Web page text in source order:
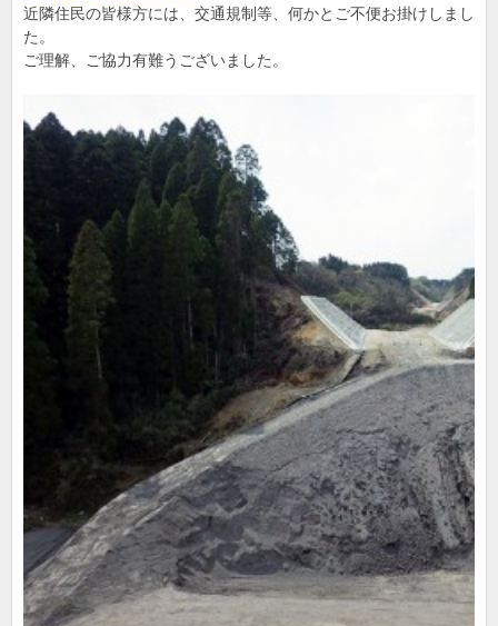
近隣住民の皆様方には、交通規制等、何かとご不便お掛けしまし
た。
ご理解、ご協力有難うございました。